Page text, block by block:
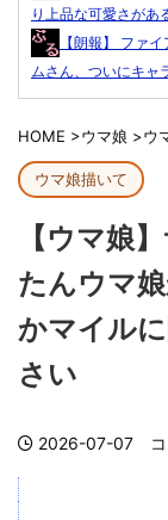
り上品な可愛さがあ
【朗報】 ファ
ムさん、ついにキャ
HOME >ウマ娘 >ウ
ウマ娘描いて
【ウマ娘
たんウマ
かマイル
さい
2026-07-07 コ